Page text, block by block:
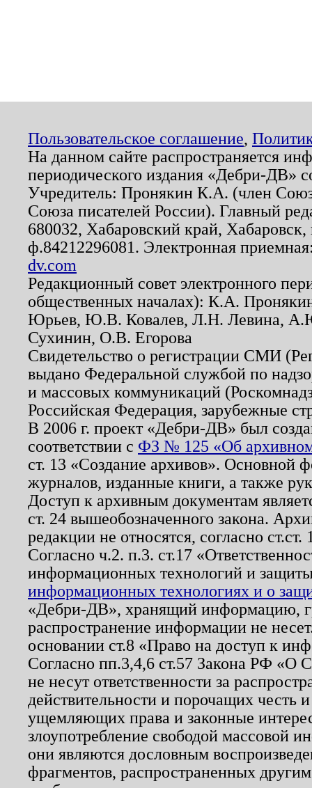
Пользовательское соглашение,
На данном сайте распространяется
периодического издания «Дебри-ДВ»
Учредитель: Пронякин К.А. (член
Союза писателей России). Главный
680032, Хабаровский край,
ф.84212296081. Электронная
dv.com
Редакционный совет электронного
общественных началах): К.А.
Юрьев, Ю.В. Ковалев, Л.Н. Левина,
Сухинин, О.В. Егорова
Свидетельство о регистрации СМИ
выдано Федеральной службой по
и массовых коммуникаций
Российская Федерация, зарубежные
В 2006 г. проект «Дебри-ДВ» был
соответствии с ФЗ № 125 «Об
ст. 13 «Создание архивов». Основной
журналов, изданные книги, а также
Доступ к архивным документам
ст. 24 вышеобозначенного закона.
редакции не относятся, согласно
Согласно ч.2. п.3. ст.17
информационных технологий и
информационных технологиях и о
«Дебри-ДВ», хранящий информацию,
распространение информации не
основании ст.8 «Право на доступ к
Согласно пп.3,4,6 ст.57 Закона РФ «О
не несут ответственности за
действительности и порочащих честь
ущемляющих права и законные
злоупотребление свободой массовой
они являются дословным
фрагментов, распространенных